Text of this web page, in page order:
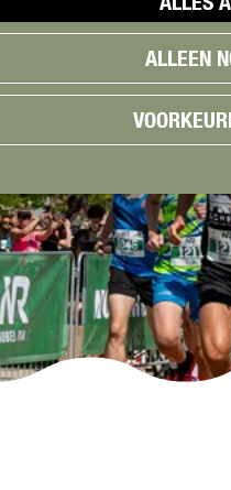
ALLEEN